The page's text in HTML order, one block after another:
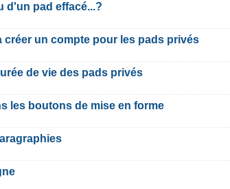
d'un pad effacé...?
créer un compte pour les pads privés
de vie des pads privés
les boutons de mise en forme